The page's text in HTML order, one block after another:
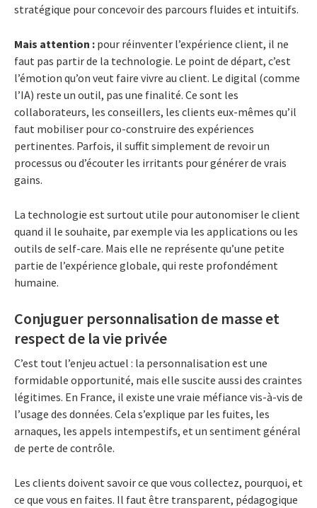
stratégique pour concevoir des parcours fluides et intuitifs.
Mais attention : pour réinventer l’expérience client, il ne
faut pas partir de la technologie. Le point de départ, c’est
l’émotion qu’on veut faire vivre au client. Le digital (comme
l’IA) reste un outil, pas une finalité. Ce sont les
collaborateurs, les conseillers, les clients eux-mêmes qu’il
faut mobiliser pour co-construire des expériences
pertinentes. Parfois, il suffit simplement de revoir un
processus ou d’écouter les irritants pour générer de vrais
gains.
La technologie est surtout utile pour autonomiser le client
quand il le souhaite, par exemple via les applications ou les
outils de self-care. Mais elle ne représente qu’une petite
partie de l’expérience globale, qui reste profondément
humaine.
Conjuguer personnalisation de masse et
respect de la vie privée
C’est tout l’enjeu actuel : la personnalisation est une
formidable opportunité, mais elle suscite aussi des craintes
légitimes. En France, il existe une vraie méfiance vis-à-vis de
l’usage des données. Cela s’explique par les fuites, les
arnaques, les appels intempestifs, et un sentiment général
de perte de contrôle.
Les clients doivent savoir ce que vous collectez, pourquoi, et
ce que vous en faites. Il faut être transparent, pédagogique